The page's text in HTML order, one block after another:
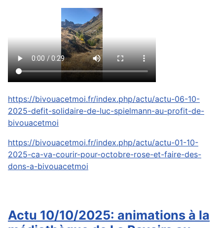
https://bivouacetmoi.fr/index.php/actu/actu-06-10-
2025-defit-solidaire-de-luc-spielmann-au-profit-de-
bivouacetmoi
https://bivouacetmoi.fr/index.php/actu/actu-01-10-
2025-ca-va-courir-pour-octobre-rose-et-faire-des-
dons-a-bivouacetmoi
Actu 10/10/2025: animations à la